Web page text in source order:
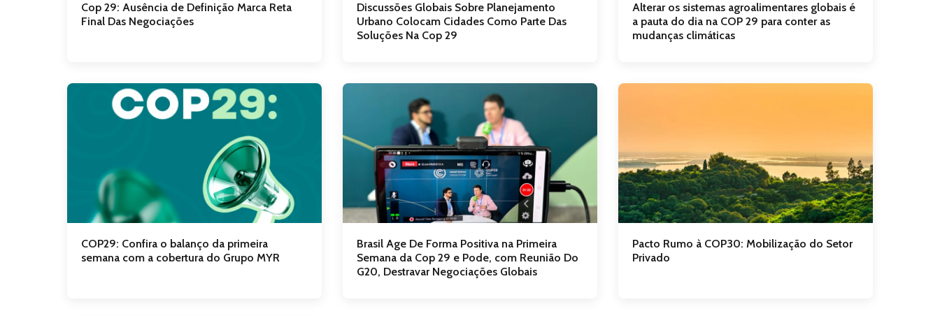
Cop 29: Ausência de Definição Marca Reta
Final Das Negociações
Discussões Globais Sobre Planejamento
Urbano Colocam Cidades Como Parte Das
Soluções Na Cop 29
Alterar os sistemas agroalimentares globais é
a pauta do dia na COP 29 para conter as
mudanças climáticas
COP29: Confira o balanço da primeira
semana com a cobertura do Grupo MYR
Brasil Age De Forma Positiva na Primeira
Semana da Cop 29 e Pode, com Reunião Do
G20, Destravar Negociações Globais
Pacto Rumo à COP30: Mobilização do Setor
Privado